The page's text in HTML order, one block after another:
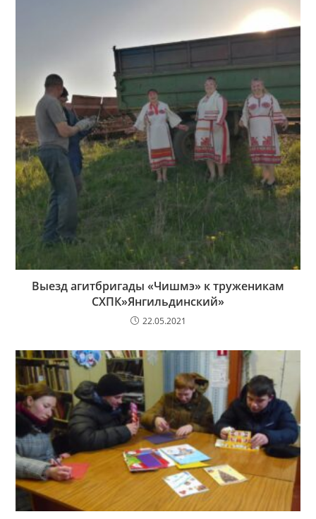
Выезд агитбригады «Чишмэ» к труженикам
СХПК»Янгильдинский»
22.05.2021